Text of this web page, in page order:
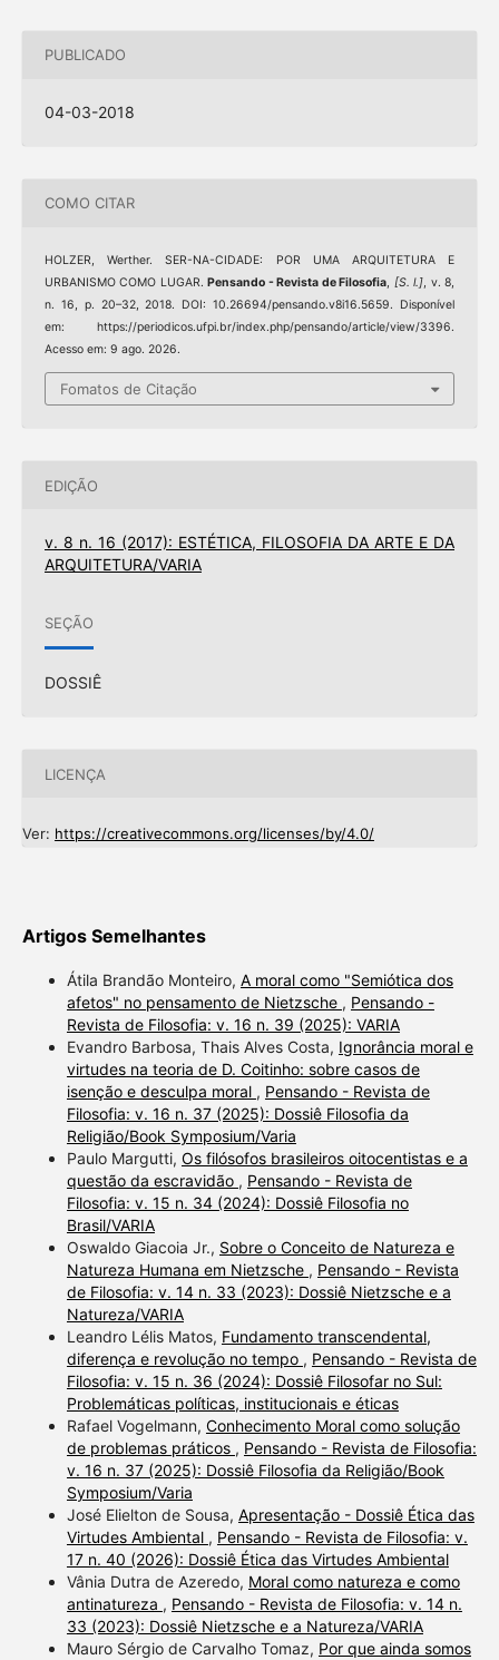
PUBLICADO
04-03-2018
COMO CITAR
HOLZER, Werther. SER-NA-CIDADE: POR UMA ARQUITETURA E
URBANISMO COMO LUGAR.Pensando - Revista de Filosofia [S. l.] , v. 8,
n. 16, p. 20–32, 2018. DOI: 10.26694/pensando.v8i16.5659. Disponível
em: https://periodicos.ufpi.br/index.php/pensando/article/view/3396.
Acesso em: 9 ago. 2026.
Fomatos de Citação
EDIÇÃO
v. 8 n. 16 (2017): ESTÉTICA, FILOSOFIA DA ARTE E DA
ARQUITETURA/VARIA
SEÇÃO
DOSSIÊ
LICENÇA
Ver: https://creativecommons.org/licenses/by/4.0/
Artigos Semelhantes
Átila Brandão Monteiro, A moral como "Semiótica dos
afetos" no pensamento de Nietzsche , Pensando -
Revista de Filosofia: v. 16 n. 39 (2025): VARIA
Evandro Barbosa, Thais Alves Costa, Ignorância moral e
virtudes na teoria de D. Coitinho: sobre casos de
isenção e desculpa moral , Pensando - Revista de
Filosofia: v. 16 n. 37 (2025): Dossiê Filosofia da
Religião/Book Symposium/Varia
Paulo Margutti, Os filósofos brasileiros oitocentistas e a
questão da escravidão , Pensando - Revista de
Filosofia: v. 15 n. 34 (2024): Dossiê Filosofia no
Brasil/VARIA
Oswaldo Giacoia Jr., Sobre o Conceito de Natureza e
Natureza Humana em Nietzsche , Pensando - Revista
de Filosofia: v. 14 n. 33 (2023): Dossiê Nietzsche e a
Natureza/VARIA
Leandro Lélis Matos, Fundamento transcendental,
diferença e revolução no tempo , Pensando - Revista de
Filosofia: v. 15 n. 36 (2024): Dossiê Filosofar no Sul:
Problemáticas políticas, institucionais e éticas
Rafael Vogelmann, Conhecimento Moral como solução
de problemas práticos , Pensando - Revista de Filosofia:
v. 16 n. 37 (2025): Dossiê Filosofia da Religião/Book
Symposium/Varia
José Elielton de Sousa, Apresentação - Dossiê Ética das
Virtudes Ambiental , Pensando - Revista de Filosofia: v.
17 n. 40 (2026): Dossiê Ética das Virtudes Ambiental
Vânia Dutra de Azeredo, Moral como natureza e como
antinatureza , Pensando - Revista de Filosofia: v. 14 n.
33 (2023): Dossiê Nietzsche e a Natureza/VARIA
Mauro Sérgio de Carvalho Tomaz, Por que ainda somos